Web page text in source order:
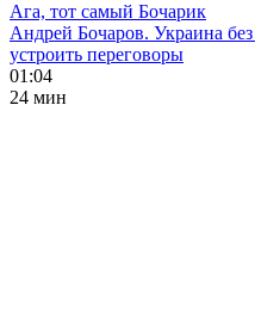
Ага, тот самый Бочарик
Андрей Бочаров. Украина
устроить переговоры
01:04
24 мин